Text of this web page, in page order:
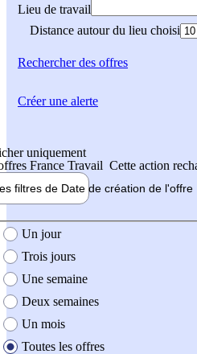
Lieu de travail
Distance autour du lieu choisi
Rechercherdes offres
uniquement
France Travail Cette action
filtres de Date de création de l'offre
création de l'offre
Un jour
Trois jours
Une semaine
Deux semaines
Un mois
Toutes les offres
Créer une alerte